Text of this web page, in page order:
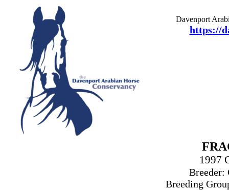
Davenport
https://
1997
Breeder:
Breeding